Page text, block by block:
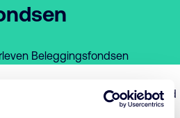
Beleggingsfondsen
van het beleggingsbeleid
en Zwitserleven